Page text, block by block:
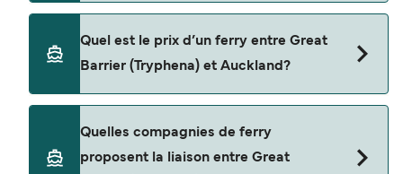
à Auckland est d'environ 4 heures. La durée des
traversées peut varier d'une saison à l'autre. Nous
vous conseillons donc de vérifier ce qu'il en est,
Quel est le prix d’un ferry entre Great
Barrier (Tryphena) et Auckland?
Le prix moyen de Great Barrier (Tryphena) à
Quelles compagnies de ferry
proposent la liaison entre Great